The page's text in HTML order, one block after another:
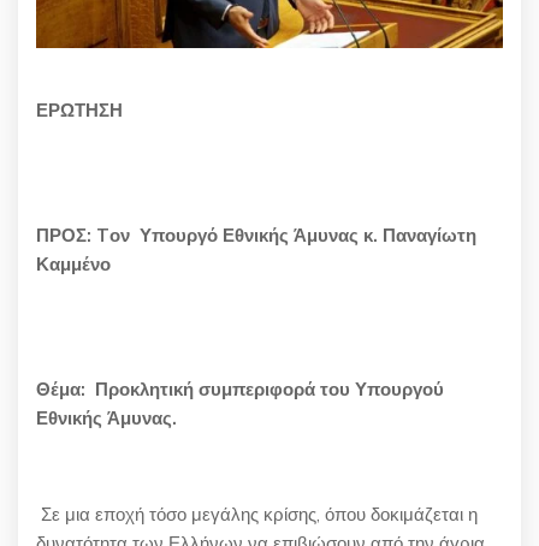
ΕΡΩΤΗΣΗ
ΠΡΟΣ: Tον Υπουργό Εθνικής Άμυνας κ. Παναγίωτη
Καμμένο
Θέμα: Προκλητική συμπεριφορά του Υπουργού
Εθνικής Άμυνας.
Σε μια εποχή τόσο μεγάλης κρίσης, όπου δοκιμάζεται η